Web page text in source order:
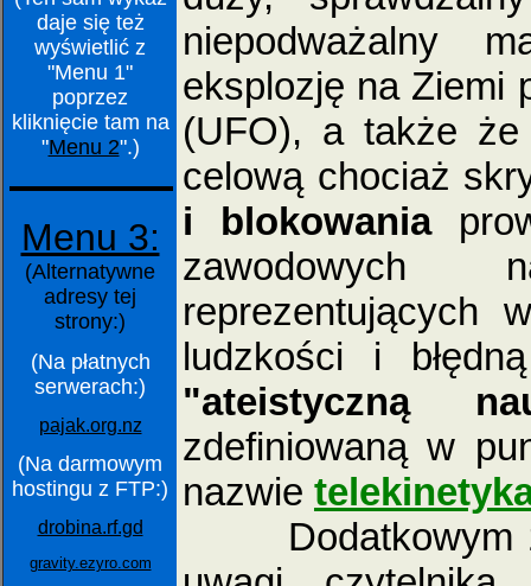
daje się też
wyświetlić z
"Menu 1"
poprzez
kliknięcie tam na
"Menu 2".)
Menu 3:
(Alternatywne
adresy tej
strony:)
(Na płatnych
serwerach:)
pajak.org.nz
(Na darmowym
hostingu z FTP:)
drobina.rf.gd
gravity.ezyro.com
niepodważalny
eksplozję na Ziemi
(UFO), a także że
celową chociaż
i blokowania
zawodowych
reprezentujących
ludzkości i
"ateistyczną
zdefiniowaną w
nazwie
Dodatkowym